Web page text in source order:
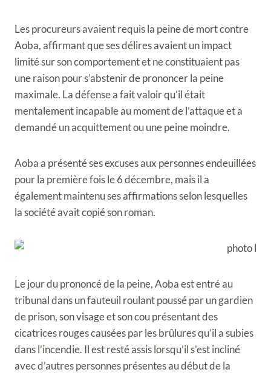
Les procureurs avaient requis la peine de mort contre
Aoba, affirmant que ses délires avaient un impact
limité sur son comportement et ne constituaient pas
une raison pour s’abstenir de prononcer la peine
maximale. La défense a fait valoir qu’il était
mentalement incapable au moment de l’attaque et a
demandé un acquittement ou une peine moindre.
Aoba a présenté ses excuses aux personnes endeuillées
pour la première fois le 6 décembre, mais il a
également maintenu ses affirmations selon lesquelles
la société avait copié son roman.
Le jour du prononcé de la peine, Aoba est entré au
tribunal dans un fauteuil roulant poussé par un gardien
de prison, son visage et son cou présentant des
cicatrices rouges causées par les brûlures qu’il a subies
dans l’incendie. Il est resté assis lorsqu’il s’est incliné
avec d’autres personnes présentes au début de la